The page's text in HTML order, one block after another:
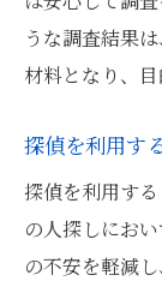
うな調査結果
材料となり、
探偵を利用す
探偵を利用す
の人探しにお
の不安を軽減